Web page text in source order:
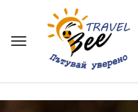
string(17)